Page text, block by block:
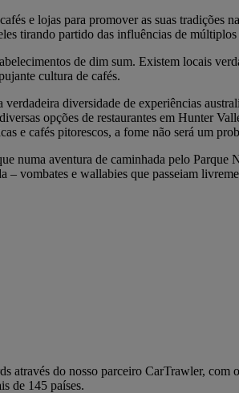
e lojas para promover as suas
tirando partido das influências de
de dim sum. Existem locais
cultura de cafés.
diversidade de experiências
opções de restaurantes em Hunter
e cafés pitorescos, a fome não será um
numa aventura de caminhada pelo
– vombates e wallabies que passeiam
através do nosso parceiro CarTrawler,
de 145 países.